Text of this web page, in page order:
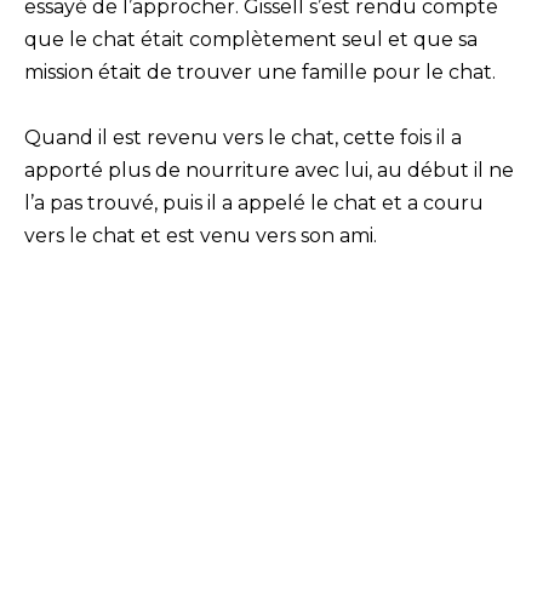
essayé de l’approcher. Gissell s’est rendu compte
que le chat était complètement seul et que sa
mission était de trouver une famille pour le chat.
Quand il est revenu vers le chat, cette fois il a
apporté plus de nourriture avec lui, au début il ne
l’a pas trouvé, puis il a appelé le chat et a couru
vers le chat et est venu vers son ami.